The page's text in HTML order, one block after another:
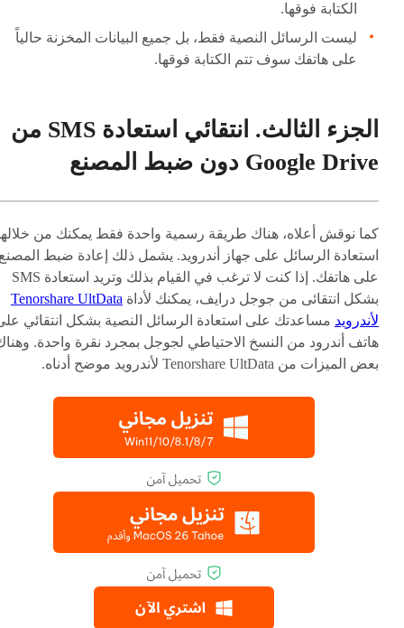
الكتابة فوقها.
ليست الرسائل النصية فقط، بل جميع البيانات المخزنة حالياً
على هاتفك سوف تتم الكتابة فوقها.
الجزء الثالث. انتقائي استعادة SMS من
Google Drive دون ضبط المصنع
كما نوقش أعلاه، هناك طريقة رسمية واحدة فقط يمكنك من
استعادة الرسائل على جهاز أندرويد. يشمل ذلك إعادة ضبط
على هاتفك. إذا كنت لا ترغب في القيام بذلك وتريد استعادة SMS
بشكل انتقائى من جوجل درايف، يمكنك لأداة Tenorshare UltData
لأندرويد مساعدتك على استعادة الرسائل النصية بشكل انتقائي
هاتف أندرود من النسخ الاحتياطي لجوجل بمجرد نقرة واحدة.
بعض الميزات من Tenorshare UltData لأندرويد موضح أدناه.